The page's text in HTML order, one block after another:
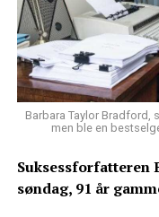
Barbara Taylor Bradford,
men ble en
Suksessforfatteren
søndag, 91 år